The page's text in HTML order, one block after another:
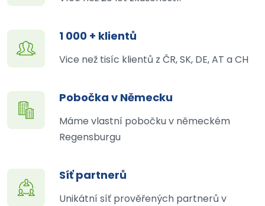
1 000 + klientů
Vice než tisíc klientů z ČR, SK, DE, AT a CH
Pobočka v Německu
Máme vlastní pobočku v německém
Regensburgu
Síť partnerů
Unikátní síť prověřených partnerů v